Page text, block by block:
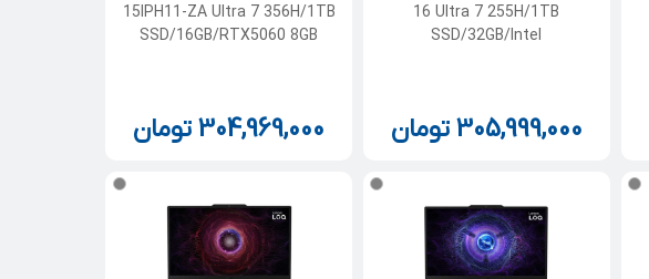
16 Ultra 7 255H/1TB
SSD/32GB/Intel
305,999,000 تومان
15IPH11-ZA Ultra 7 356H/1TB
SSD/16GB/RTX5060 8GB
304,969,000تومان